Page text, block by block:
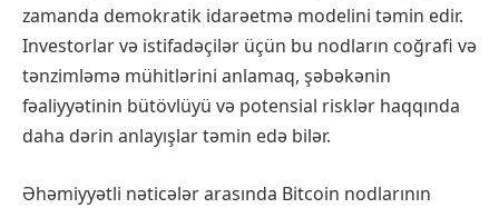
zamanda demokratik idarəetmə modelini təmin edir.
Investorlar və istifadəçilər üçün bu nodların coğrafi və
tənzimləmə mühitlərini anlamaq, şəbəkənin
fəaliyyətinin bütövlüyü və potensial risklər haqqında
daha dərin anlayışlar təmin edə bilər.
Əhəmiyyətli nəticələr arasında Bitcoin nodlarının